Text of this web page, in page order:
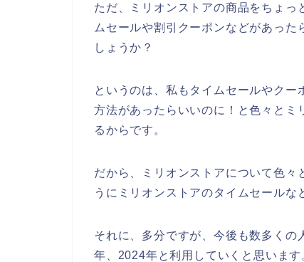
ただ、ミリオンストアの商品をちょっ
ムセールや割引クーポンなどがあっ
しょうか？
というのは、私もタイムセールやク
方法があったらいいのに！と色々とミ
るからです。
だから、ミリオンストアについて色々
うにミリオンストアのタイムセールな
それに、多分ですが、今後も数多く
年、2024年と利用していくと思います